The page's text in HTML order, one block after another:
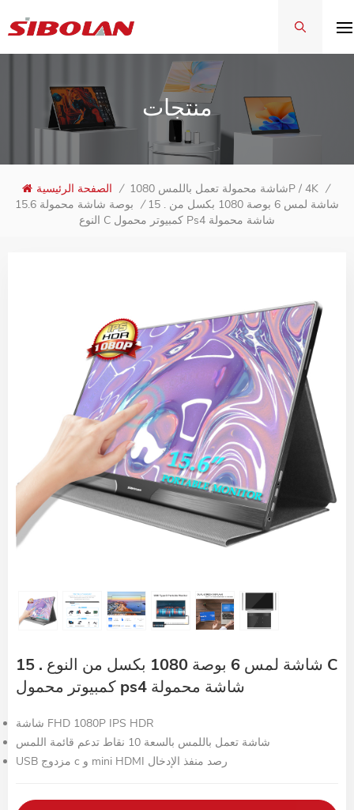
منتجات
الصفحة الرئيسية / شاشة محمولة تعمل باللمس 1080P / 4K /
15.6 بوصة شاشة محمولة / 15 . شاشة لمس 6 بوصة 1080 بكسل من
النوع C كمبيوتر محمول Ps4 شاشة محمولة
15 . شاشة لمس 6 بوصة 1080 بكسل من النوع C
كمبيوتر محمول ps4 شاشة محمولة
شاشة FHD 1080P IPS HDR
شاشة تعمل باللمس بالسعة 10 نقاط تدعم قائمة اللمس
USB مزدوج c و mini HDMI رصد منفذ الإدخال